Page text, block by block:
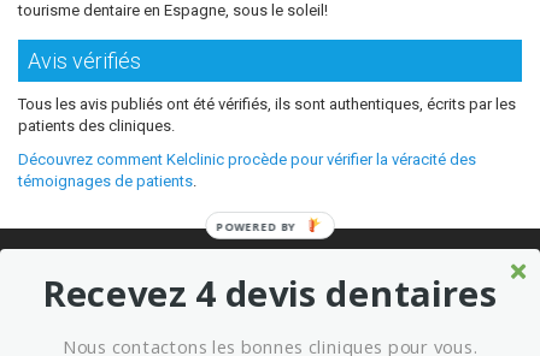
tourisme dentaire en Espagne, sous le soleil!
Avis vérifiés
Tous les avis publiés ont été vérifiés, ils sont authentiques, écrits par les
patients des cliniques.
Découvrez comment Kelclinic procède pour vérifier la véracité des
témoignages de patients.
Recevez 4 devis dentaires
Nous contactons les bonnes cliniques pour vous.
POWERED BY